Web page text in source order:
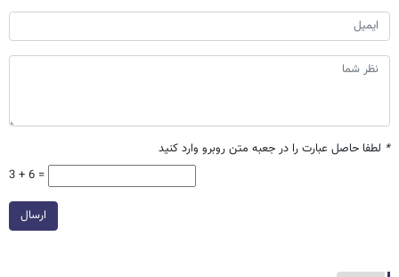
* لطفا حاصل عبارت را در جعبه متن روبرو وارد کنید
3 + 6 =
ارسال